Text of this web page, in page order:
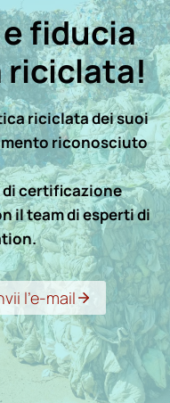
fiducia
riciclata!
riciclata dei suoi
riconosciuto
di certificazione
il team di esperti di
l’e-mail